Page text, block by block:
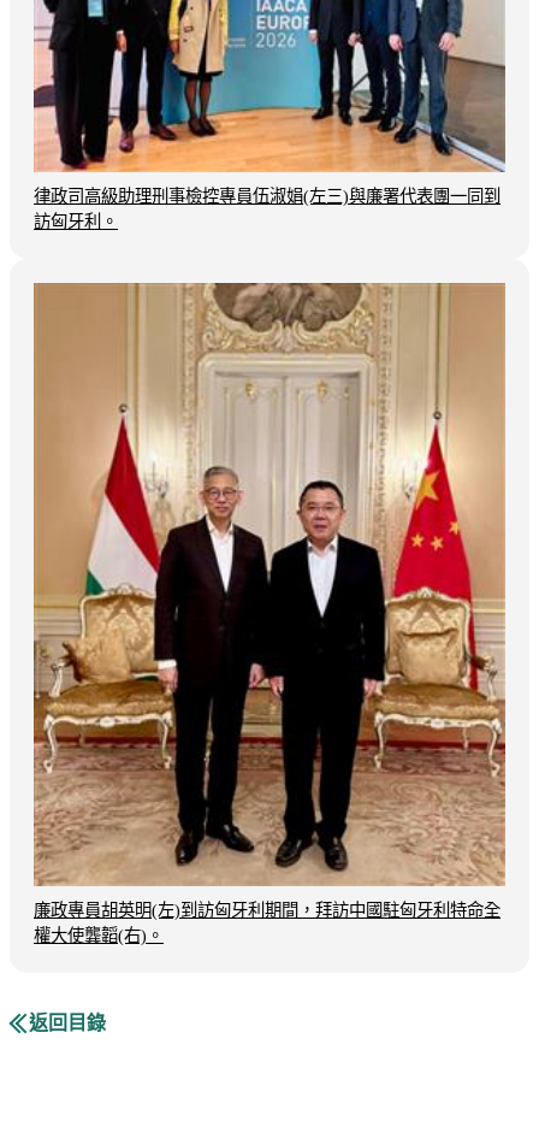
律政司高級助理刑事檢控專員伍淑娟(左三)與廉署代表團一同到
訪匈牙利。
廉政專員胡英明(左)到訪匈牙利期間，拜訪中國駐匈牙利特命全
權大使龔韜(右)。
返回目錄